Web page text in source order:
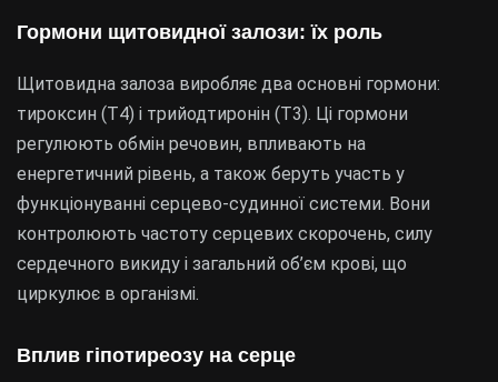
Гормони щитовидної залози: їх роль
Щитовидна залоза виробляє два основні гормони:
тироксин (Т4) і трийодтиронін (Т3). Ці гормони
регулюють обмін речовин, впливають на
енергетичний рівень, а також беруть участь у
функціонуванні серцево-судинної системи. Вони
контролюють частоту серцевих скорочень, силу
сердечного викиду і загальний об’єм крові, що
циркулює в організмі.
Вплив гіпотиреозу на серце